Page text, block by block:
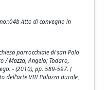
Atto di convegno in
parrocchiale di san Polo
/ Mazza, Angelo; Todaro,
- (2010), pp. 589-597. (
dell’arte VIII Palazzo ducale,